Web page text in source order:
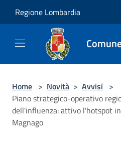
Regione Lombardia
Home > Novità > Avvisi >
Piano strategico-operativo
dell'influenza: attivo l'hotspot
Magnago